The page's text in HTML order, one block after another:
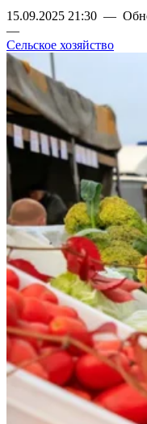
15.09.2025 21:30 —
—
Сельское хозяйство